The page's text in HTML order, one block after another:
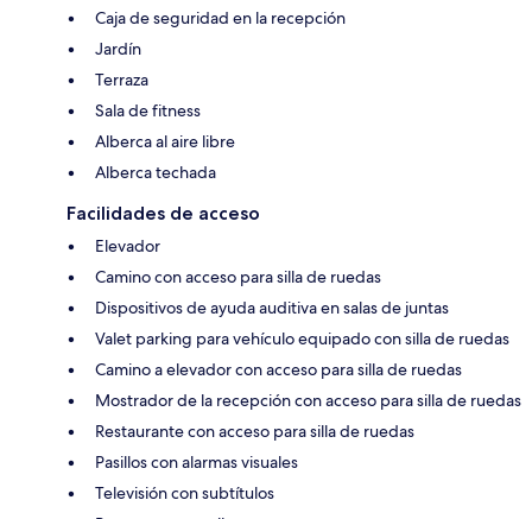
Caja de seguridad en la recepción
Jardín
Terraza
Sala de fitness
Alberca al aire libre
Alberca techada
Facilidades de acceso
Elevador
Camino con acceso para silla de ruedas
Dispositivos de ayuda auditiva en salas de juntas
Valet parking para vehículo equipado con silla de ruedas
Camino a elevador con acceso para silla de ruedas
Mostrador de la recepción con acceso para silla de ruedas
Restaurante con acceso para silla de ruedas
Pasillos con alarmas visuales
Televisión con subtítulos